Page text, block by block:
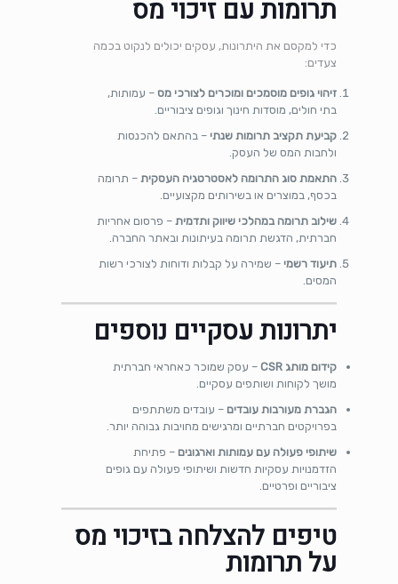
תרומות עם זיכוי מס
כדי למקסם את היתרונות, עסקים יכולים לנקוט בכמה
צעדים:
זיהוי גופים מוסמכים ומוכרים לצורכי מס – עמותות,
בתי חולים, מוסדות חינוך וגופים ציבוריים.
קביעת תקציב תרומות שנתי – בהתאם להכנסות
ולחבות המס של העסק.
התאמת סוג התרומה לאסטרטגיה העסקית – תרומה
בכסף, במוצרים או בשירותים מקצועיים.
שילוב תרומה במהלכי שיווק ותדמית – פרסום אחריות
חברתית, הדגשת תרומה בעיתונות ובאתר החברה.
תיעוד רשמי – שמירה על קבלות ודוחות לצורכי רשות
המסים.
יתרונות עסקיים נוספים
קידום מותג CSR
– עסק שמוכר כאחראי חברתית
מושך לקוחות ושותפים עסקיים.
הגברת מעורבות עובדים – עובדים משתתפים
בפרויקטים חברתיים ומרגישים מחויבות גבוהה יותר.
שיתופי פעולה עם עמותות וארגונים – פתיחת
הזדמנויות עסקיות חדשות ושיתופי פעולה עם גופים
ציבוריים ופרטיים.
טיפים להצלחה בזיכוי מס
על תרומות